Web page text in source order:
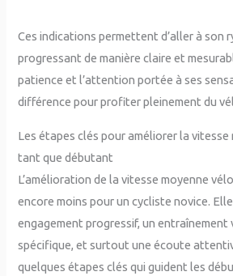
Ces indications permettent d’aller à son
progressant de manière claire et
patience et l’attention portée à ses
différence pour profiter pleinement du
Les étapes clés pour améliorer la vitesse
tant que débutant
L’amélioration de la vitesse moyenne
encore moins pour un cycliste novice.
engagement progressif, un
spécifique, et surtout une écoute
quelques étapes clés qui guident les